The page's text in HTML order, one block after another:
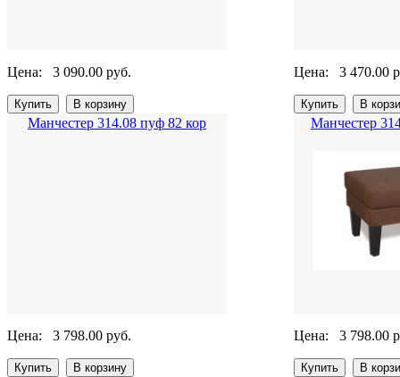
Цена: 3 090.00 руб. Цена: 3 470.00
Манчестер 314.08 пуф 82 кор
Цена: 3 798.00 руб.
Манчестер
Цена: 3 798.00